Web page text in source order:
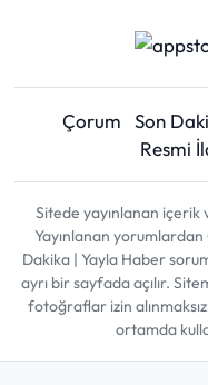
Çorum Son
Resmi
Sitede yayınlanan içerik
Yayınlanan
Dakika | Yayla Haber
ayrı bir sayfada açılır.
fotoğraflar izin
ortamda